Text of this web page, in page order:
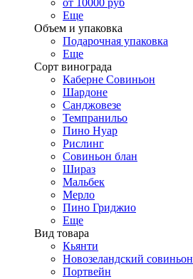
от 10000 руб
Еще
Объем и упаковка
Подарочная упаковка
Еще
Сорт винограда
Каберне Совиньон
Шардоне
Санджовезе
Темпранильо
Пино Нуар
Рислинг
Совиньон блан
Шираз
Мальбек
Мерло
Пино Гриджио
Еще
Вид товара
Кьянти
Новозеландский совиньон
Портвейн